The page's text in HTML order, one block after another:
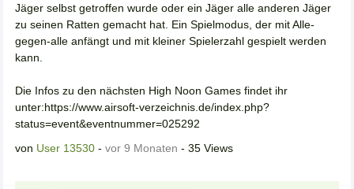
Jäger selbst getroffen wurde oder ein Jäger alle anderen Jäger
zu seinen Ratten gemacht hat. Ein Spielmodus, der mit Alle-
gegen-alle anfängt und mit kleiner Spielerzahl gespielt werden
kann.
Die Infos zu den nächsten High Noon Games findet ihr
unter:https://www.airsoft-verzeichnis.de/index.php?
status=event&eventnummer=025292
von User 13530 - vor 9 Monaten - 35 Views